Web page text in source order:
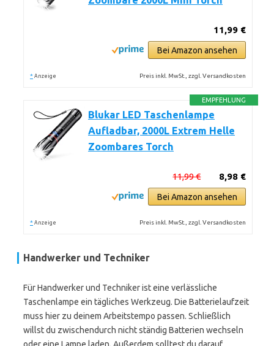
11,99 €
Bei Amazon ansehen
* Anzeige Preis inkl. MwSt., zzgl. Versandkosten
EMPFEHLUNG
Blukar LED Taschenlampe
Aufladbar, 2000L Extrem Helle
Zoombares Torch
8,98 €
11,99 €
Bei Amazon ansehen
* Anzeige Preis inkl. MwSt., zzgl. Versandkosten
Handwerker und Techniker
Für Handwerker und Techniker ist eine verlässliche
Taschenlampe ein tägliches Werkzeug. Die Batterielaufzeit
muss hier zu deinem Arbeitstempo passen. Schließlich
willst du zwischendurch nicht ständig Batterien wechseln